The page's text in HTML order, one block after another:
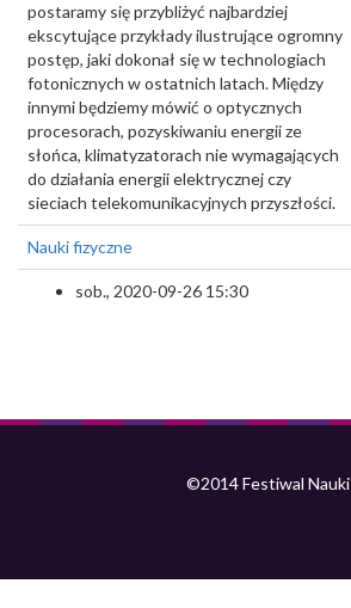
postaramy się przybliżyć najbardziej
ekscytujące przykłady ilustrujące ogromny
postęp, jaki dokonał się w technologiach
fotonicznych w ostatnich latach. Między
innymi będziemy mówić o optycznych
procesorach, pozyskiwaniu energii ze
słońca, klimatyzatorach nie wymagających
do działania energii elektrycznej czy
sieciach telekomunikacyjnych przyszłości.
Nauki fizyczne
sob., 2020-09-26 15:30
©2014 Festiwal Nauki